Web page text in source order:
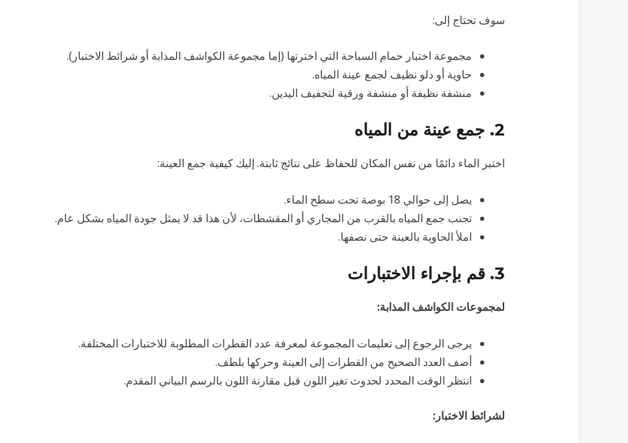
سوف تحتاج إلى:
مجموعة اختبار حمام السباحة التي اخترتها (إما مجموعة الكواشف المذابة أو شرائط الاختبار).
حاوية أو دلو نظيف لجمع عينة المياه.
منشفة نظيفة أو منشفة ورقية لتجفيف اليدين.
2. جمع عينة من المياه
اختبر الماء دائمًا من نفس المكان للحفاظ على نتائج ثابتة. إليك كيفية جمع العينة:
يصل إلى حوالي 18 بوصة تحت سطح الماء.
تجنب جمع المياه بالقرب من المجاري أو المقشطات، لأن هذا قد لا يمثل جودة المياه بشكل عام.
املأ الحاوية بالعينة حتى نصفها.
3. قم بإجراء الاختبارات
لمجموعات الكواشف المذابة:
يرجى الرجوع إلى تعليمات المجموعة لمعرفة عدد القطرات المطلوبة للاختبارات المختلفة.
أضف العدد الصحيح من القطرات إلى العينة وحركها بلطف.
انتظر الوقت المحدد لحدوث تغير اللون قبل مقارنة اللون بالرسم البياني المقدم.
لشرائط الاختبار: